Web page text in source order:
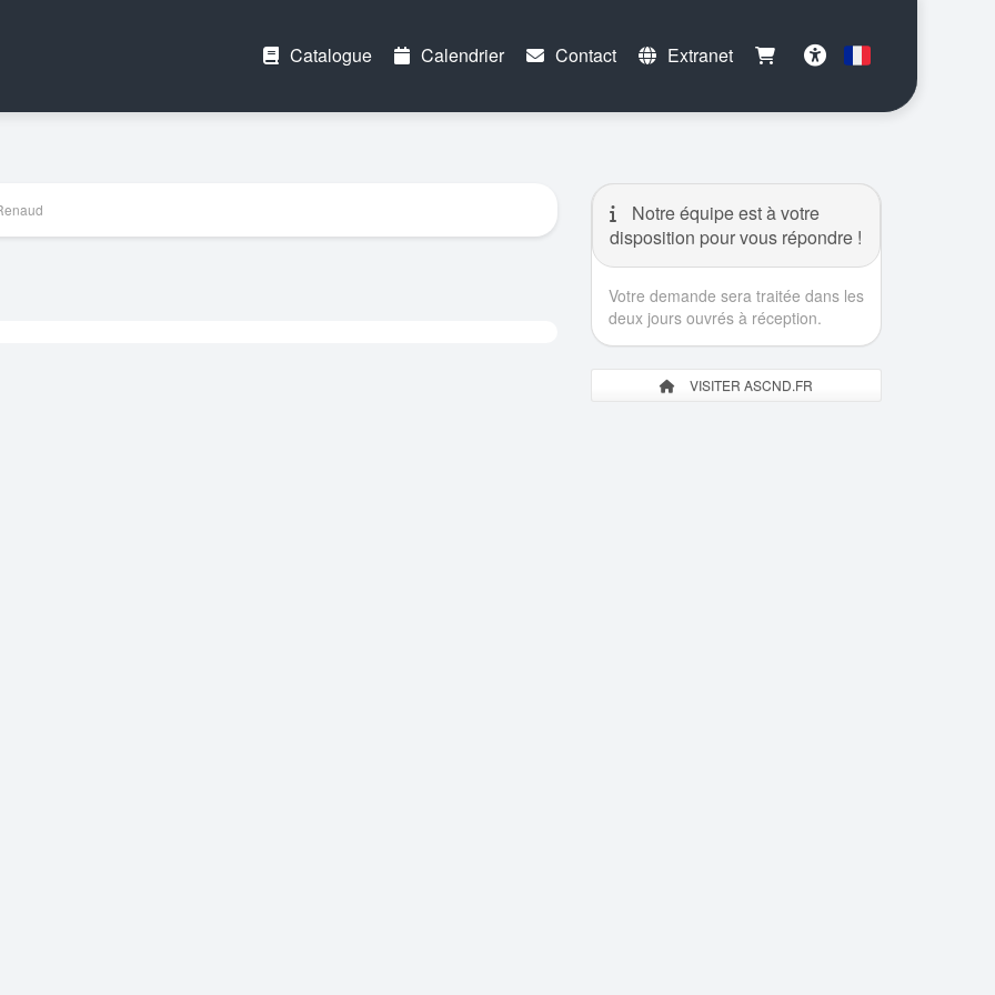
Catalogue Calendrier Contact
Extranet
Français
Notre équipe est à votre
disposition pour vous répondre !
Votre demande sera traitée dans les
deux jours ouvrés à réception.
VISITER ASCND.FR